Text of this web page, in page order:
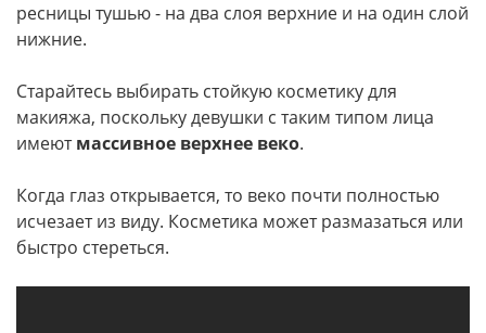
ресницы тушью - на два слоя верхние и на один слой
нижние.
Старайтесь выбирать стойкую косметику для
макияжа, поскольку девушки с таким типом лица
имеютмассивное верхнее веко.
Когда глаз открывается, то веко почти полностью
исчезает из виду. Косметика может размазаться или
быстро стереться.